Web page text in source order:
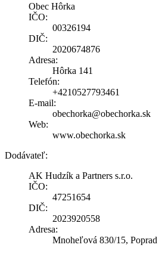
Obec Hôrka
IČO:
00326194
DIČ:
2020674876
Adresa:
Hôrka 141
Telefón:
+4210527793461
E-mail:
obechorka@obechorka.sk
Web:
www.obechorka.sk
Dodávateľ:
AK Hudzík a Partners s.r.o.
IČO:
47251654
DIČ:
2023920558
Adresa:
Mnoheľová 830/15, Poprad